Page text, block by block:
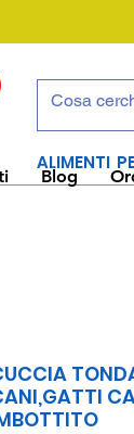
Blog
ALIMENTI